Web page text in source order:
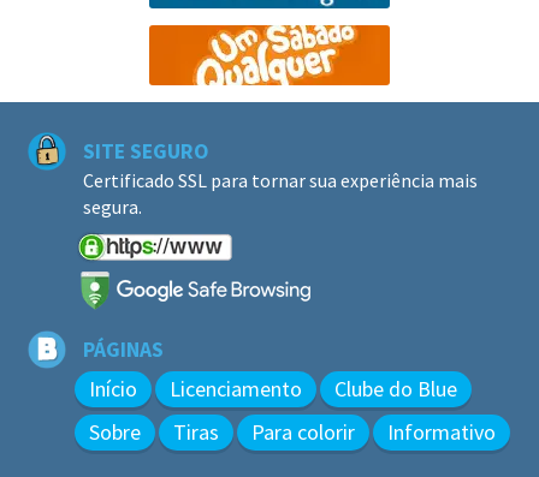
SITE SEGURO
Certificado SSL para tornar sua experiência mais
segura.
PÁGINAS
Início Licenciamento
Clube do Blue
Sobre
Tiras Para colorir Informativo